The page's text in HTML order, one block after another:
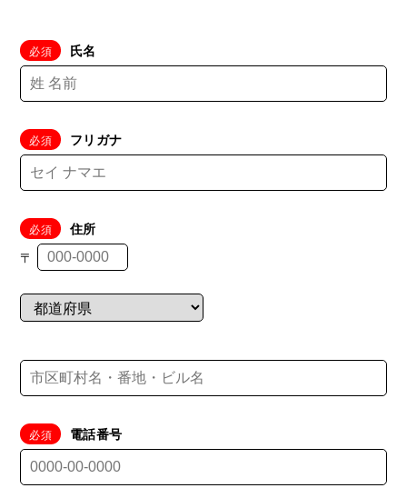
氏名
フリガナ
住所
〒
電話番号